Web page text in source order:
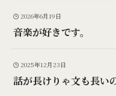
2026年6月19日
音楽が好きです。
2025年12月23日
話が長けりゃ文も長い